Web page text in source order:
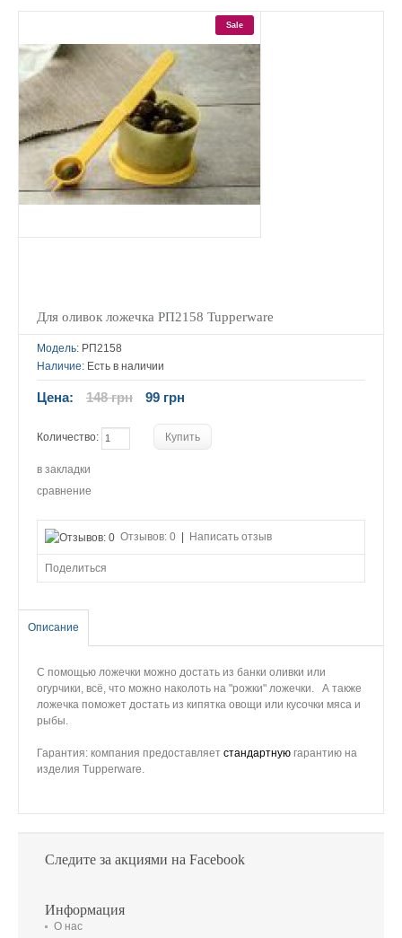
Sale
Для оливок ложечка РП2158 Tupperware
Модель: РП2158
Наличие: Есть в наличии
Цена: 148 грн 99 грн
Количество:
в закладки
сравнение
Отзывов: 0 Написать отзыв
Поделиться
Описание
С помощью ложечки можно достать из банки оливки или
огурчики, всё, что можно наколоть на "рожки" ложечки. А также
ложечка поможет достать из кипятка овощи или кусочки мяса и
рыбы.
Гарантия: компания предоставляет стандартную гарантию на
изделия Tupperware.
Следите за акциями на Facebook
Информация
О нас